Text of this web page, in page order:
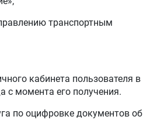
транспортным
кабинета пользователя в
с момента его получения.
по оцифровке документов об